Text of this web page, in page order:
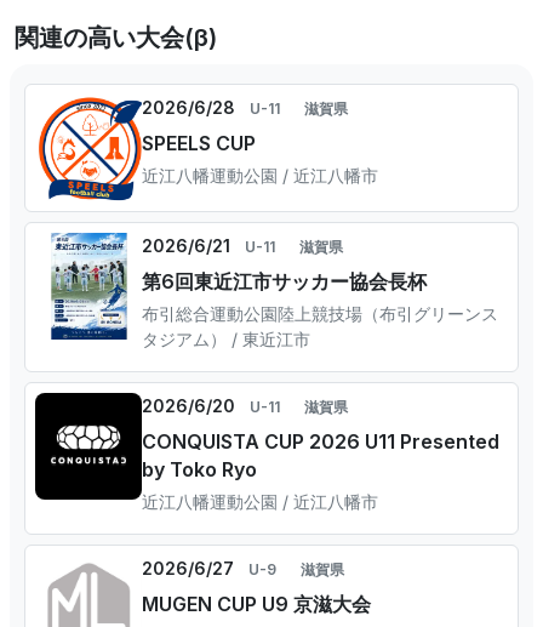
関連の高い大会(β)
2026/6/28 U-11 滋賀県
SPEELS CUP
近江八幡運動公園 / 近江八幡市
2026/6/21 U-11 滋賀県
第6回東近江市サッカー協会長杯
布引総合運動公園陸上競技場（布引グリーンス
タジアム） / 東近江市
2026/6/20 U-11 滋賀県
CONQUISTA CUP 2026 U11 Presented
by Toko Ryo
近江八幡運動公園 / 近江八幡市
2026/6/27 U-9 滋賀県
MUGEN CUP U9 京滋大会